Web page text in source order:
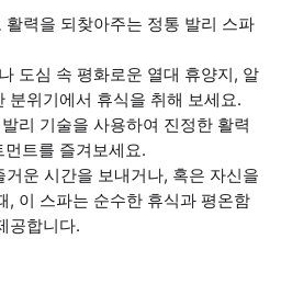
력을 되찾아주는 정통 발리 스파
도심 속 평화로운 열대 휴양지, 알
분위기에서 휴식을 취해 보세요.
리 기술을 사용하여 진정한 활력
트를 즐겨보세요.
운 시간을 보내거나, 혹은 자신을
, 이 스파는 순수한 휴식과 평온함
공합니다.